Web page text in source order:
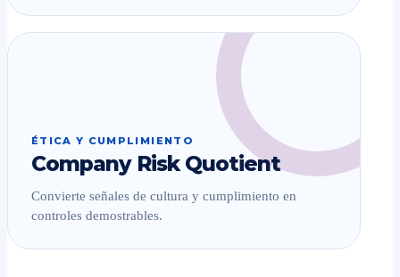
ÉTICA Y CUMPLIMIENTO
Company Risk Quotient
Convierte señales de cultura y cumplimiento en
controles demostrables.